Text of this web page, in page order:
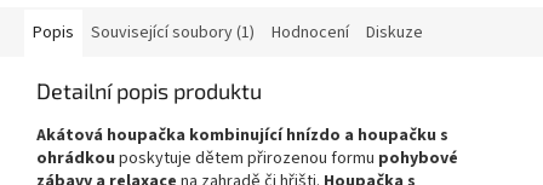
Popis Související soubory (1) Hodnocení Diskuze
Detailní popis produktu
Akátová houpačka kombinující hnízdo a houpačku s
ohrádkou poskytuje dětem přirozenou formu pohybové